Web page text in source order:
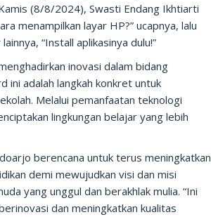
(8/8/2024), Swasti Endang Ikhtiarti
menampilkan layar HP?” ucapnya, lalu
“Install aplikasinya dulu!”
inovasi dalam bidang
ini adalah langkah konkret untuk
Melalui pemanfaatan teknologi
lingkungan belajar yang lebih
berencana untuk terus meningkatkan
demi mewujudkan visi dan misi
yang unggul dan berakhlak mulia. “Ini
dan meningkatkan kualitas